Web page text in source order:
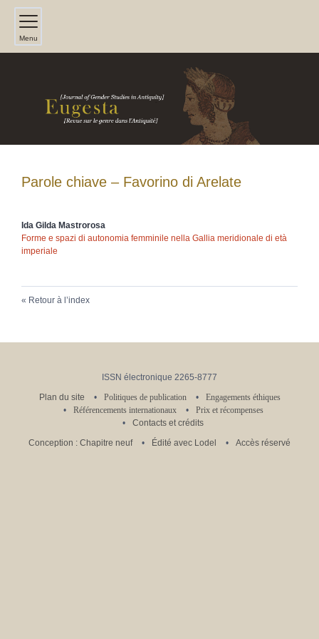
Menu
Parole chiave – Favorino di Arelate
Ida Gilda Mastrorosa
Forme e spazi di autonomia femminile nella Gallia meridionale di età
imperiale
Retour à l’index
ISSN électronique 2265-8777
Plan du site
Politiques de publication
Engagements éthiques
Référencements internationaux
Prix et récompenses
Contacts et crédits
Conception : Chapitre neuf
Édité avec Lodel Accès réservé